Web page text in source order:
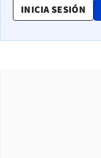
INICIA SESIÓN